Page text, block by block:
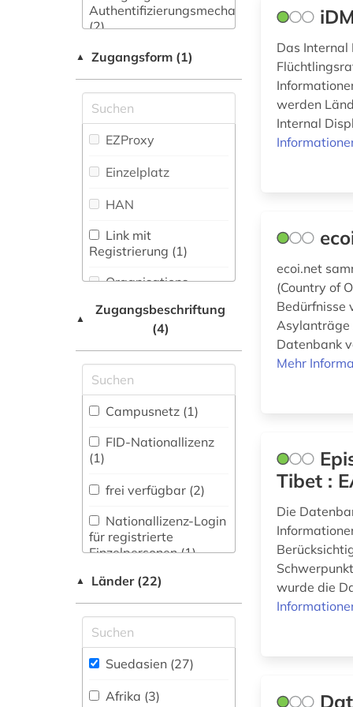
Maschinenbau (0)
Kommunikationswissenschaften,
Kommunikationsdesign (1)
Medizin (1)
Militärwissenschaft
(1)
Natur- und
Umweltschutz (0)
Ostasienwissenschaften
(Japanologie,
Koreastudien, Sinologie)
(2)
Pädagogik (0)
Philosophie (1)
Physik (0)
Politologie (6)
Psychologie (0)
(3)
Romanistik (0)
Slavistik (0)
indien (7)
indigenes volk (1)
indisches theater (1)
indoarische
sprachen (1)
indologie (1)
international (1)
interne vertriebene
(1)
japanologie (2)
kaste (1)
kudiyattam (1)
kultur (1)
kulturelles erbe (1)
literaturwissenschaft
(1)
medizin (1)
menschenrechtspolitik
(1)
Zeitungs-,
(0)
Authentifizierungsmechanismen
(2)
▲ Zugangsform (1)
EZProxy
Einzelplatz
HAN
Link mit
Registrierung (1)
Organisations-
Shibboleth
Zugriff vor Ort
▲
Zugangsbeschriftung
(4)
Campusnetz (1)
FID-Nationallizenz
(1)
frei verfügbar (2)
Nationallizenz-Login
für registrierte
Einzelpersonen (1)
▲ Länder (22)
Suedasien (27)
Afrika (3)
Das Internal
werden
Internal
ecoi.net
(Country of
Bedürfnisse
Asylanträge
Datenbank
Mehr
Tibet :
Die
wurde die